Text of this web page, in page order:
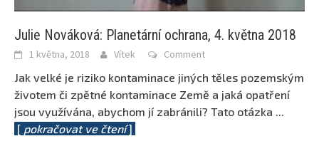
Julie Nováková: Planetární ochrana, 4. května 2018
1 května, 2018 Vítek Comment
Jak velké je riziko kontaminace jiných těles pozemským
životem či zpětné kontaminace Země a jaká opatření
jsou využívána, abychom jí zabránili? Tato otázka ...
[ pokračovat ve čtení]